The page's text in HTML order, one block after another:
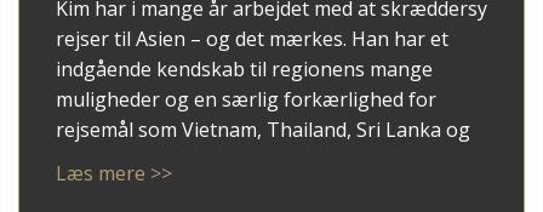
Kim har i mange år arbejdet med at skræddersy
rejser til Asien – og det mærkes. Han har et
indgående kendskab til regionens mange
muligheder og en særlig forkærlighed for
rejsemål som Vietnam, Thailand, Sri Lanka og
ikke mindst Japan.
Læs mere >>